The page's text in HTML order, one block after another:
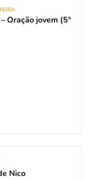
Oração jovem (5ª
Nico